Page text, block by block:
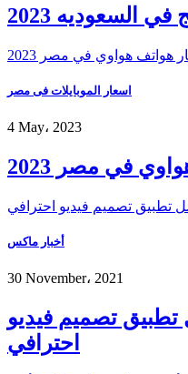
السعوديه 2023
هواتف هواوي في مصر 2023
اسعار الموبايلات فى مصر
4 May، 2023
في مصر 2023
تصميم فيديو احترافي
أخبار ماكس
30 November، 2021
تصميم فيديو
احترافي